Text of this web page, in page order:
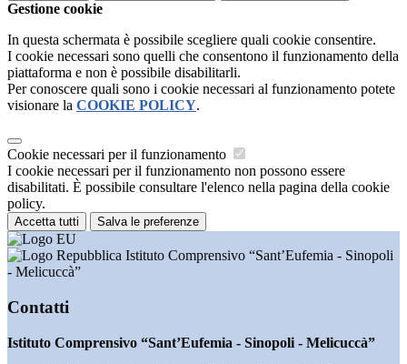
Gestione cookie
In questa schermata è possibile scegliere quali cookie consentire.
I cookie necessari sono quelli che consentono il funzionamento della
piattaforma e non è possibile disabilitarli.
Per conoscere quali sono i cookie necessari al funzionamento potete
visionare la COOKIE POLICY.
Cookie necessari per il funzionamento
I cookie necessari per il funzionamento non possono essere
disabilitati. È possibile consultare l'elenco nella pagina della cookie
policy.
Accetta tutti Salva le preferenze
Istituto Comprensivo “Sant’Eufemia - Sinopoli
- Melicuccà”
Contatti
Istituto Comprensivo “Sant’Eufemia - Sinopoli - Melicuccà”